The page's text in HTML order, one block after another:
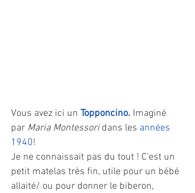
Vous avez ici un Topponcino. Imaginé
par Maria Montessori dans les années
1940!
Je ne connaissait pas du tout ! C'est un
petit matelas très fin, utile pour un bébé
allaité/ ou pour donner le biberon,